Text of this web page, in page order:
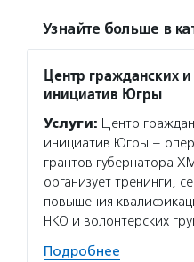
Узнайте больше в
Центр гражданских
инициатив Югры
Услуги: Центр
инициатив Югры –
грантов губернатора
организует тренинги,
повышения
НКО и волонтерских
Подробнее